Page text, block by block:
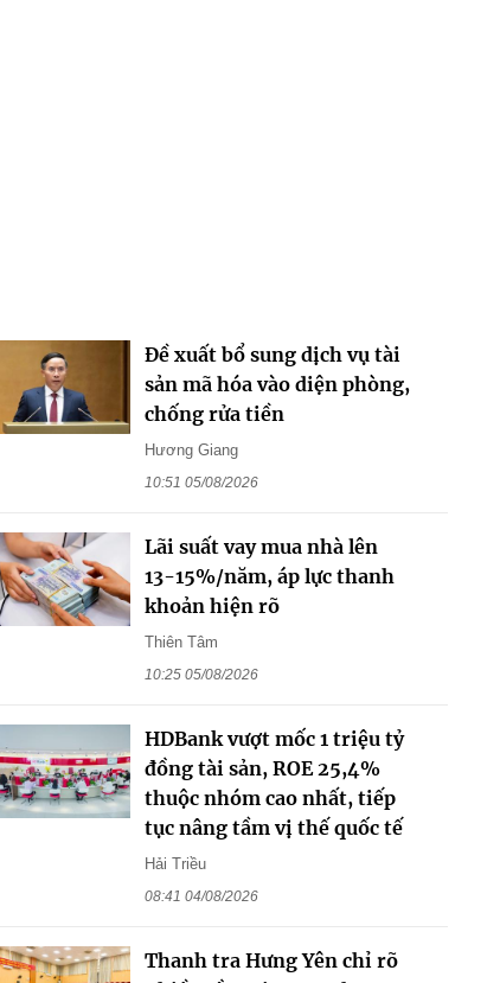
Đề xuất bổ sung dịch vụ tài
sản mã hóa vào diện phòng,
chống rửa tiền
Hương Giang
10:51 05/08/2026
Lãi suất vay mua nhà lên
13-15%/năm, áp lực thanh
khoản hiện rõ
Thiên Tâm
10:25 05/08/2026
HDBank vượt mốc 1 triệu tỷ
đồng tài sản, ROE 25,4%
thuộc nhóm cao nhất, tiếp
tục nâng tầm vị thế quốc tế
Hải Triều
08:41 04/08/2026
Thanh tra Hưng Yên chỉ rõ